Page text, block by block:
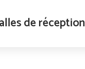
de réception